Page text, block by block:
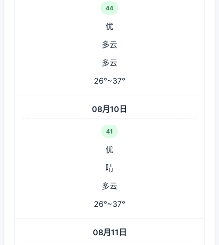
44
优
多云
多云
26°~37°
08月10日
41
优
晴
多云
26°~37°
08月11日